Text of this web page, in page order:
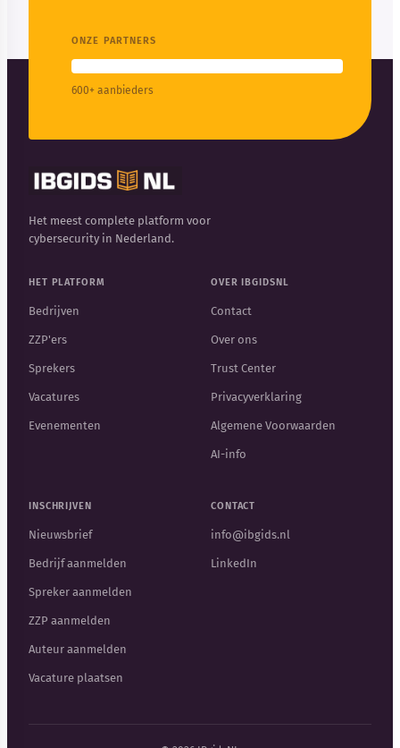
ONZE PARTNERS
600+ aanbieders
Het meest complete platform voor
cybersecurity in Nederland.
HET PLATFORM
Bedrijven
ZZP'ers
Sprekers
Vacatures
Evenementen
OVER IBGIDSNL
Contact
Over ons
Trust Center
Privacyverklaring
Algemene Voorwaarden
AI-info
INSCHRIJVEN
Nieuwsbrief
Bedrijf aanmelden
Spreker aanmelden
ZZP aanmelden
Auteur aanmelden
Vacature plaatsen
CONTACT
info@ibgids.nl
LinkedIn